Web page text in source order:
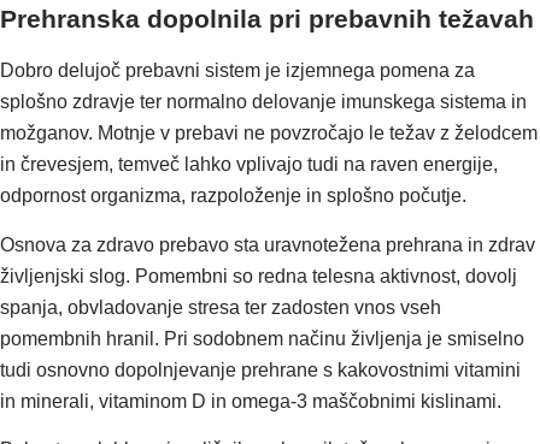
Prehranska dopolnila pri prebavnih težavah
Dobro delujoč prebavni sistem je izjemnega pomena za
splošno zdravje ter normalno delovanje imunskega sistema in
možganov. Motnje v prebavi ne povzročajo le težav z želodcem
in črevesjem, temveč lahko vplivajo tudi na raven energije,
odpornost organizma, razpoloženje in splošno počutje.
Osnova za zdravo prebavo sta uravnotežena prehrana in zdrav
življenjski slog. Pomembni so redna telesna aktivnost, dovolj
spanja, obvladovanje stresa ter zadosten vnos vseh
pomembnih hranil. Pri sodobnem načinu življenja je smiselno
tudi osnovno dopolnjevanje prehrane s kakovostnimi vitamini
in minerali, vitaminom D in omega-3 maščobnimi kislinami.